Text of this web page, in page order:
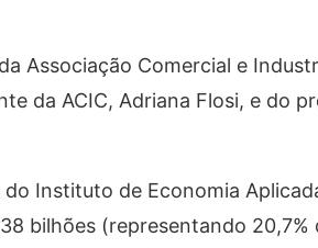
Associação Comercial e
da ACIC, Adriana Flosi, e do
Instituto de Economia
bilhões (representando